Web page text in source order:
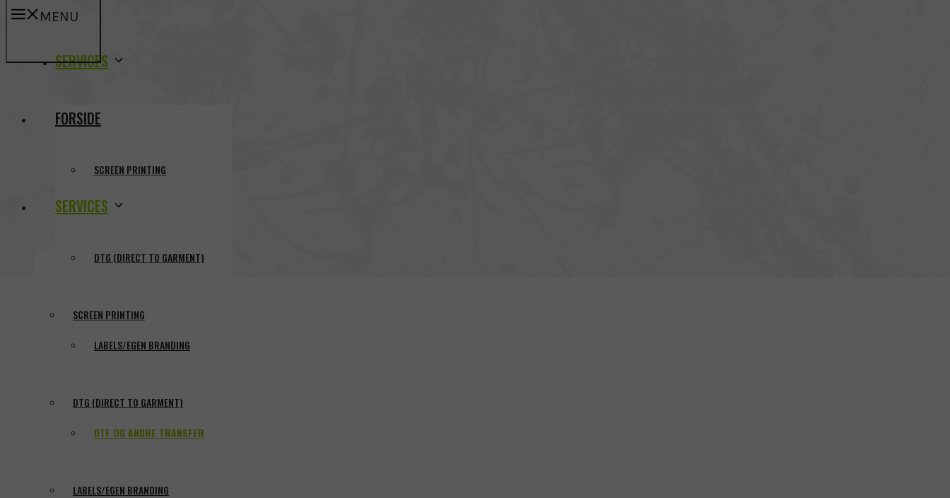
SERVICES
SCREEN PRINTING
DTG (DIRECT TO GARMENT)
LABELS/EGEN BRANDING
DTF OG ANDRE TRANSFER
MENU
FORSIDE
SERVICES
SCREEN PRINTING
DTG (DIRECT TO GARMENT)
LABELS/EGEN BRANDING